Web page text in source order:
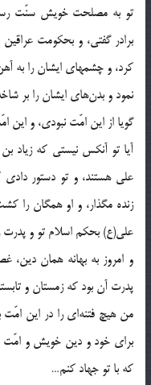
تو به مصلحت خویش سنّت
برادر گفتی، و بحکومت
کرد، و چشمهای ایشان را به آهن
نمود و بدن‌های ایشان را بر
گویا از این امّت نبودی، و این
آیا تو آنکس نیستی که زیاد
علی هستند، و تو دستور
زنده مگذار، و او همگان را
علی(ع) بحکم اسلام تو و
و امروز به بهانه همان
پدرت آن بود که زمستان و
من هیچ فتنه‌ای را در این امّت
برای خود و دین خویش و
که با تو جهاد کنم…